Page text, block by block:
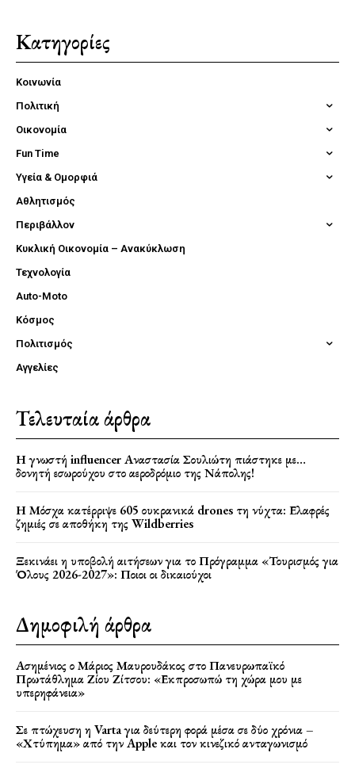
Κατηγορίες
Κοινωνία
Πολιτική
Οικονομία
Fun Time
Υγεία & Ομορφιά
Αθλητισμός
Περιβάλλον
Κυκλική Οικονομία – Ανακύκλωση
Τεχνολογία
Auto-Moto
Κόσμος
Πολιτισμός
Αγγελίες
Τελευταία άρθρα
Η γνωστή influencer Αναστασία Σουλιώτη πιάστηκε με…
δονητή εσωρούχου στο αεροδρόμιο της Νάπολης!
Η Μόσχα κατέρριψε 605 ουκρανικά drones τη νύχτα: Ελαφρές
ζημιές σε αποθήκη της Wildberries
Ξεκινάει η υποβολή αιτήσεων για το Πρόγραμμα «Τουρισμός για
Όλους 2026-2027»: Ποιοι οι δικαιούχοι
Δημοφιλή άρθρα
Ασημένιος ο Μάριος Μαυρουδάκος στο Πανευρωπαϊκό
Πρωτάθλημα Ζίου Ζίτσου: «Εκπροσωπώ τη χώρα μου με
υπερηφάνεια»
Σε πτώχευση η Varta για δεύτερη φορά μέσα σε δύο χρόνια –
«Χτύπημα» από την Apple και τον κινεζικό ανταγωνισμό